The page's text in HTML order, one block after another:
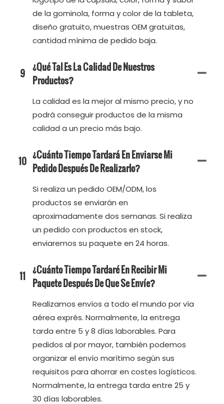
de la gominola, forma y color de la tableta,
diseño gratuito, muestras OEM gratuitas,
cantidad mínima de pedido baja.
9 ¿Qué Tal Es La Calidad De Nuestros
Productos?
La calidad es la mejor al mismo precio, y no
podrá conseguir productos de la misma
calidad a un precio más bajo.
10 ¿Cuánto Tiempo Tardará En Enviarse Mi
Pedido Después De Realizarlo?
Si realiza un pedido OEM/ODM, los
productos se enviarán en
aproximadamente dos semanas. Si realiza
un pedido con productos en stock,
enviaremos su paquete en 24 horas.
11 ¿Cuánto Tiempo Tardaré En Recibir Mi
Paquete Después De Que Se Envíe?
Realizamos envíos a todo el mundo por vía
aérea exprés. Normalmente, la entrega
tarda entre 5 y 8 días laborables. Para
pedidos al por mayor, también podemos
organizar el envío marítimo según sus
requisitos para ahorrar en costes logísticos.
Normalmente, la entrega tarda entre 25 y
30 días laborables.